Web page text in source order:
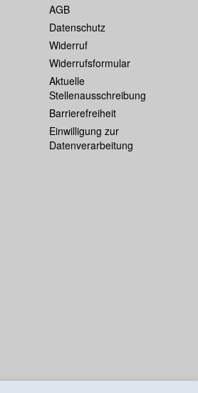
AGB
Datenschutz
Widerruf
Widerrufsformular
Aktuelle
Stellenausschreibung
Barrierefreiheit
Einwilligung zur
Datenverarbeitung